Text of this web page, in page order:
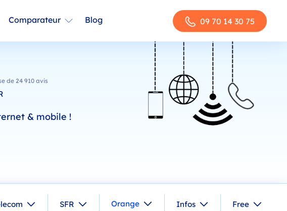
Comparateur Blog 09 70 14 30 75
de 24 910 avis
& mobile !
SFR Orange Infos Free